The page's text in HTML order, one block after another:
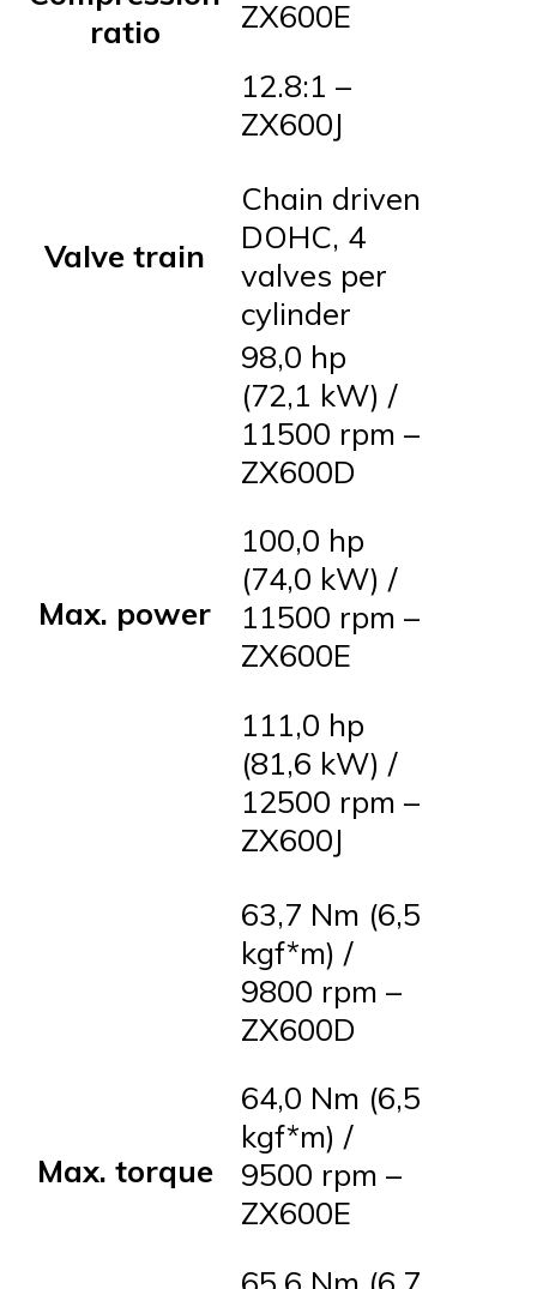
ratio
ZX600E
12.8:1 –
ZX600J
Valve train
Chain driven
DOHC, 4
valves per
cylinder
Max. power
98,0 hp
(72,1 kW) /
11500 rpm –
ZX600D
100,0 hp
(74,0 kW) /
11500 rpm –
ZX600E
111,0 hp
(81,6 kW) /
12500 rpm –
ZX600J
Max. torque
63,7 Nm (6,5
kgf*m) /
9800 rpm –
ZX600D
64,0 Nm (6,5
kgf*m) /
9500 rpm –
ZX600E